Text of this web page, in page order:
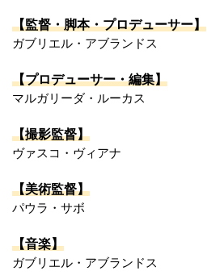
【監督・脚本・プロデューサー】
ガブリエル・アブランドス
【プロデューサー・編集】
マルガリーダ・ルーカス
【撮影監督】
ヴァスコ・ヴィアナ
【美術監督】
パウラ・サボ
【音楽】
ガブリエル・アブランドス